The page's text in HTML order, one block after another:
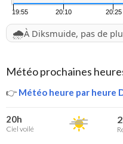
19:55 20:10 20:25
🌧️À Diksmuide, pas de
Météo prochaines
👉 Météo heure par heure
20h
Ciel voilé